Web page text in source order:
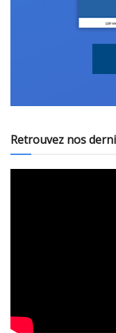
Retrouvez nos